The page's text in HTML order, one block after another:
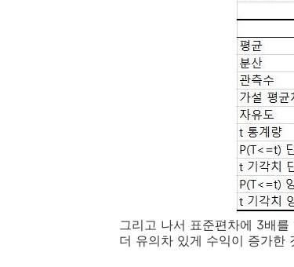
그리고 나서 표준편차에 3배
더 유의차 있게 수익이 증가한